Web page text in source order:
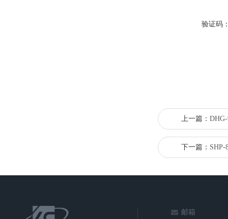
验证码
上一篇：
下一篇：
邮箱